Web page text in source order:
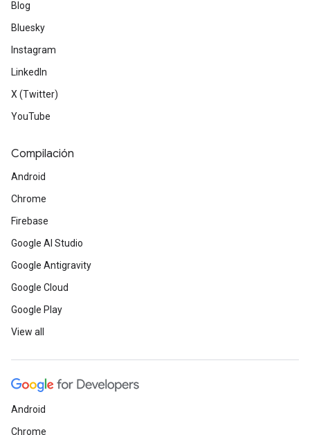
Blog
Bluesky
Instagram
LinkedIn
X (Twitter)
YouTube
Compilación
Android
Chrome
Firebase
Google AI Studio
Google Antigravity
Google Cloud
Google Play
View all
Android
Chrome